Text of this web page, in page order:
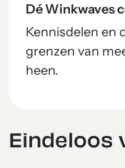
Dé Winkwaves
Kennisdelen en
grenzen van
heen.
Eindeloos